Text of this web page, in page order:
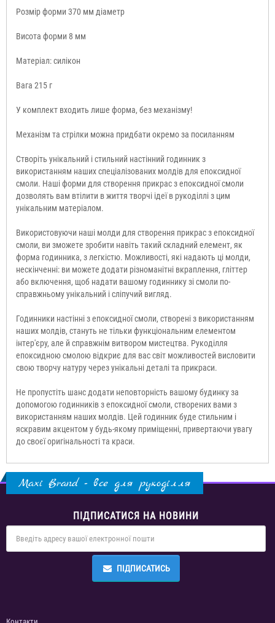
Розмір форми 370 мм діаметр
Висота форми 8 мм
Матеріал: силікон
Вага 215 г
У комплект входить лише форма, без механізму!
Механізм та стрілки можна придбати окремо за посиланням
Створіть унікальний і стильний настінний годинник з
використанням наших спеціалізованих молдів для епоксидної
смоли. Наші форми для створення прикрас з епоксидної смоли
дозволять вам втілити в життя творчі ідеї в рукоділлі з цим
унікальним матеріалом.
Використовуючи наші молди для створення прикрас з епоксидної
смоли, ви зможете зробити навіть такий складний елемент, як
форма годинника, з легкістю. Можливості, які надають ці молди,
нескінченні: ви можете додати різноманітні вкраплення, гліттер
або включення, щоб надати вашому годиннику зі смоли по-
справжньому унікальний і сліпучий вигляд.
Годинники настінні з епоксидної смоли, створені з використанням
наших молдів, стануть не тільки функціональним елементом
інтер'єру, але й справжнім витвором мистецтва. Рукоділля
епоксидною смолою відкриє для вас світ можливостей висловити
свою творчу натуру через унікальні деталі та прикраси.
Не пропустіть шанс додати неповторність вашому будинку за
допомогою годинників з епоксидної смоли, створених вами з
використанням наших молдів. Цей годинник буде стильним і
яскравим акцентом у будь-якому приміщенні, привертаючи увагу
до своєї оригінальності та краси.
Maxi Brand - все для рукоділля
ПІДПИСАТИСЯ НА НОВИНИ
ПІДПИСАТИСЬ